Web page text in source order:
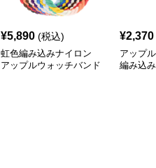
¥5,890 (税込)
虹色編み込みナイロン
アップルウォッチバンド
¥2,370
アップ
編み込